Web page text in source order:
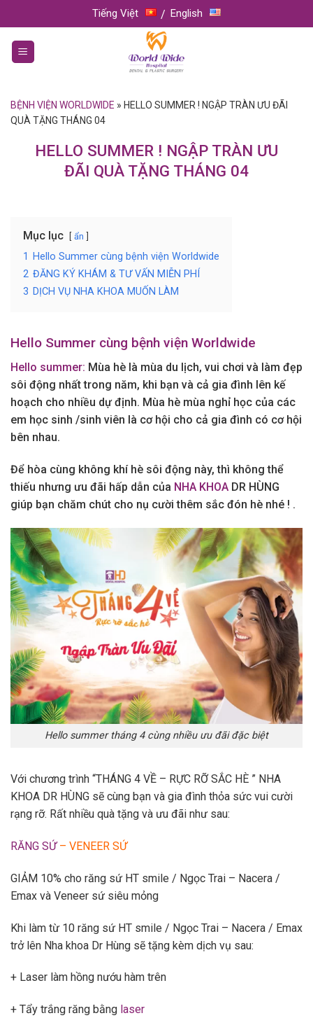
to
content
Tiếng Việt English
BỆNH VIỆN WORLDWIDE » HELLO SUMMER ! NGẬP TRÀN ƯU ĐÃI
QUÀ TẶNG THÁNG 04
HELLO SUMMER ! NGẬP TRÀN ƯU
ĐÃI QUÀ TẶNG THÁNG 04
Mục lục ẩn
1
Hello Summer cùng bệnh viện Worldwide
2 ĐĂNG KÝ KHÁM & TƯ VẤN MIỄN PHÍ
3 DỊCH VỤ NHA KHOA MUỐN LÀM
Hello Summer cùng bệnh viện Worldwide
Hello summer: Mùa hè là mùa du lịch, vui chơi và làm đẹp
sôi động nhất trong năm, khi bạn và cả gia đình lên kế
hoạch cho nhiều dự định. Mùa hè mùa nghỉ học của các
em học sinh /sinh viên là cơ hội cho cả gia đình có cơ hội
bên nhau.
Để hòa cùng không khí hè sôi động này, thì không thể
thiếu nhưng ưu đãi hấp dẫn của NHA KHOA DR HÙNG
giúp bạn chăm chút cho nụ cười thêm sắc đón hè nhé ! .
Hello summer tháng 4 cùng nhiều ưu đãi đặc biệt
Với chương trình “THÁNG 4 VỀ – RỰC RỠ SẮC HÈ ” NHA
KHOA DR HÙNG sẽ cùng bạn và gia đình thỏa sức vui cười
rạng rỡ. Rất nhiều quà tặng và ưu đãi như sau:
RĂNG SỨ– VENEER SỨ
GIẢM 10% cho răng sứ HT smile / Ngọc Trai – Nacera /
Emax và Veneer sứ siêu mỏng
Khi làm từ 10 răng sứ HT smile / Ngọc Trai – Nacera / Emax
trở lên Nha khoa Dr Hùng sẽ tặng kèm dịch vụ sau:
+ Laser làm hồng nướu hàm trên
+ Tẩy trắng răng bằng laser